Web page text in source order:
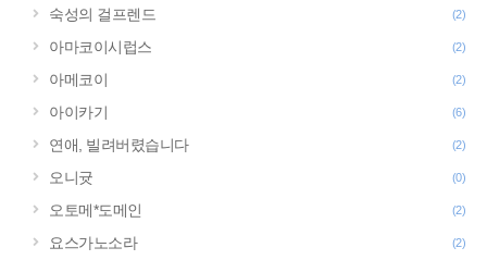
숙성의 걸프렌드 (2)
아마코이시럽스 (2)
아메코이 (2)
아이카기 (6)
연애, 빌려버렸습니다 (2)
오니귯 (0)
오토메*도메인 (2)
요스가노소라 (2)